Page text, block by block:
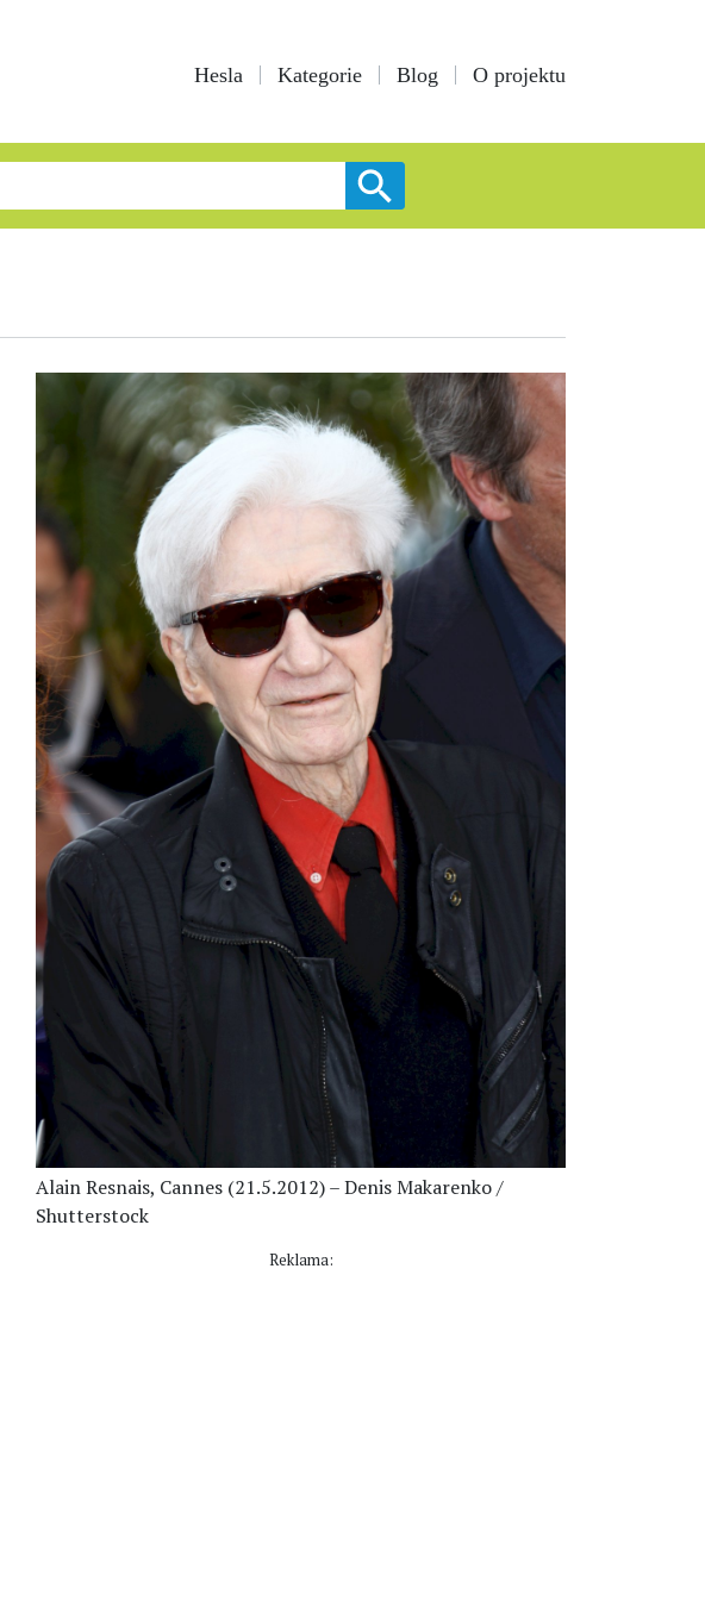
Hesla Kategorie Blog O projektu
Alain Resnais, Cannes (21.5.2012) – Denis Makarenko /
Shutterstock
Reklama: